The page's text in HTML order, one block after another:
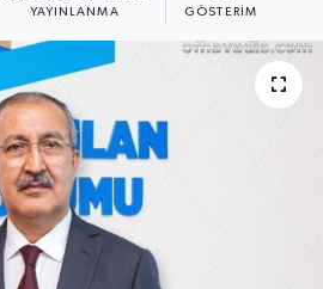
YAYINLANMA GÖSTERIM